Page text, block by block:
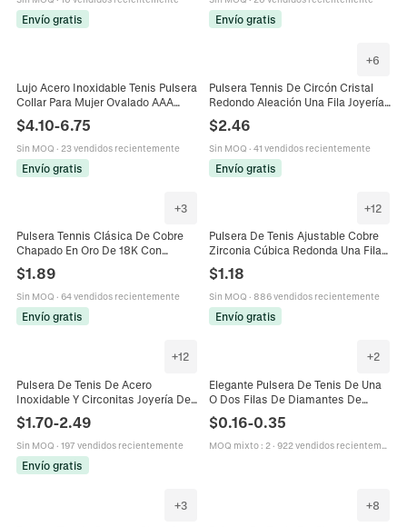
Envío gratis Envío gratis
Lujo Acero Inoxidable Tenis Pulsera
Collar Para Mujer Ovalado AAA
Circonia Bañado En Oro Elegante
Incrustado Joyería Regalo
$4.10-6.75
Sin MOQ · 23 vendidos recientemente
Envío gratis
+6
Pulsera Tennis De Circón Cristal
Redondo Aleación Una Fila Joyería
Elegante Regalo Para Mujeres
Accesorio Moda
$2.46
Sin MOQ · 41 vendidos recientemente
Envío gratis
+3
Pulsera Tennis Clásica De Cobre
Chapado En Oro De 18K Con
Circonita Cúbica Redonda De
Colores Joyería Hip Hop Para Mujer
$1.89
Sin MOQ · 64 vendidos recientemente
Envío gratis
+12
Pulsera De Tenis Ajustable Cobre
Zirconia Cúbica Redonda Una Fila
Brillo Bolo Cadena Deslizante Para
Mujer Regalo De Cumpleaños
$1.18
Sin MOQ · 886 vendidos recientemente
Envío gratis
+12
Pulsera De Tenis De Acero
Inoxidable Y Circonitas Joyería De
Hombres Con Cierre De Langosta
$1.70-2.49
Sin MOQ · 197 vendidos recientemente
Envío gratis
+2
Elegante Pulsera De Tenis De Una
O Dos Filas De Diamantes De
Brazalete Elástico Joyería
$0.16-0.35
MOQ mixto: 2· 922 vendidos recientemente
+3 +8